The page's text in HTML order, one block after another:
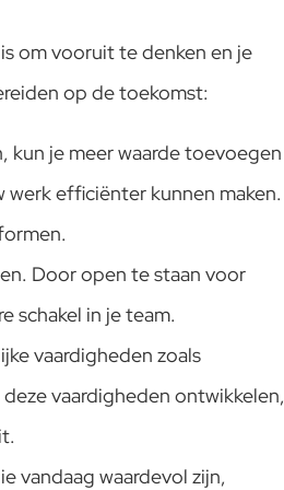
om vooruit te denken en je
op de toekomst:
kun je meer waarde toevoegen
efficiënter kunnen maken.
Door open te staan voor
schakel in je team.
vaardigheden zoals
vaardigheden ontwikkelen,
vandaag waardevol zijn,